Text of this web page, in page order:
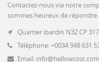
Contactez-nous via notre
sommes heureux de répondre
Quartier ibardin N32 CP
Téléphone: +0034 948 631
Email: info@hellowcost.com